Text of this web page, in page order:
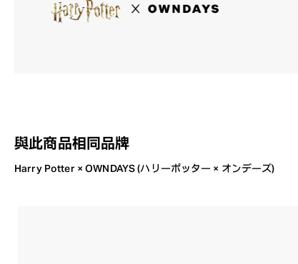
與此商品相同品牌
Harry Potter × OWNDAYS (ハリーポッター × オンデーズ)